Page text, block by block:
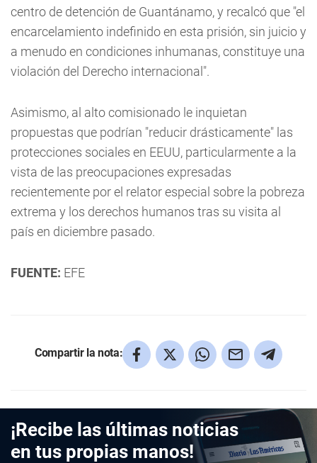
centro de detención de Guantánamo, y recalcó que "el
encarcelamiento indefinido en esta prisión, sin juicio y
a menudo en condiciones inhumanas, constituye una
violación del Derecho internacional".
Asimismo, al alto comisionado le inquietan
propuestas que podrían "reducir drásticamente" las
protecciones sociales en EEUU, particularmente a la
vista de las preocupaciones expresadas
recientemente por el relator especial sobre la pobreza
extrema y los derechos humanos tras su visita al
país en diciembre pasado.
FUENTE: EFE
Compartir la nota:
¡Recibe las últimas noticias
en tus propias manos!